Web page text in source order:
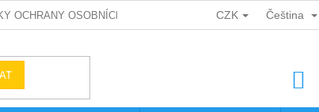
OCHRANY OSOBNÍCH ÚDAJŮ DÁRKOVÉ KUPONY
CZK Čeština